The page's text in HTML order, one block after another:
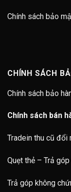
Chính sách bảo
CHÍNH SÁCH
Chính sách bảo
Chính sách bán
Tradein thu cũ đổi
Quẹt thẻ – Trả
Trả góp không